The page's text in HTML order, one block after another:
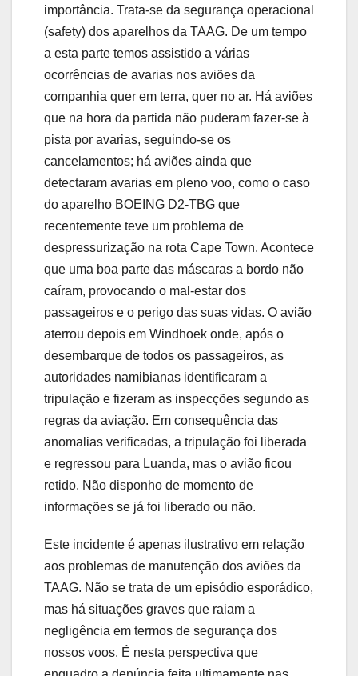
importância. Trata-se da segurança operacional
(safety) dos aparelhos da TAAG. De um tempo
a esta parte temos assistido a várias
ocorrências de avarias nos aviões da
companhia quer em terra, quer no ar. Há aviões
que na hora da partida não puderam fazer-se à
pista por avarias, seguindo-se os
cancelamentos; há aviões ainda que
detectaram avarias em pleno voo, como o caso
do aparelho BOEING D2-TBG que
recentemente teve um problema de
despressurização na rota Cape Town. Acontece
que uma boa parte das máscaras a bordo não
caíram, provocando o mal-estar dos
passageiros e o perigo das suas vidas. O avião
aterrou depois em Windhoek onde, após o
desembarque de todos os passageiros, as
autoridades namibianas identificaram a
tripulação e fizeram as inspecções segundo as
regras da aviação. Em consequência das
anomalias verificadas, a tripulação foi liberada
e regressou para Luanda, mas o avião ficou
retido. Não disponho de momento de
informações se já foi liberado ou não.
Este incidente é apenas ilustrativo em relação
aos problemas de manutenção dos aviões da
TAAG. Não se trata de um episódio esporádico,
mas há situações graves que raiam a
negligência em termos de segurança dos
nossos voos. É nesta perspectiva que